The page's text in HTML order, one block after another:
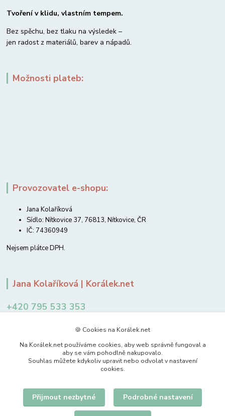
Tvoření v klidu, vlastním tempem.
Bez spěchu, bez tlaku na výsledek –
jen radost z materiálů, barev a nápadů.
Možnosti plateb:
Provozovatel e-shopu:
Jana Kolaříková
Sídlo: Nítkovice 37, 76813, Nítkovice, ČR
IČ: 74360949
Nejsem plátce DPH.
Jana Kolaříková | Korálek.net
+420 795 533 353
Upravit sběr cookies.
🍪 Cookies na Korálek.net
Na Korálek.net používáme cookies, aby web správně fungoval a
aby se vám pohodlně nakupovalo.
Souhlas můžete kdykoliv upravit nebo odvolat v nastavení
cookies.
Přijmout nezbytné Podrobné nastavení